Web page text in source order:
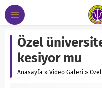
Özel
kesiyor mu
Anasayfa » Video Galeri »